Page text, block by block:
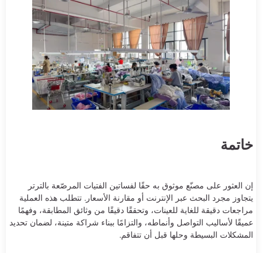
خاتمة
إن العثور على مصنّع موثوق به حقًا لفساتين الفتيات المرصّعة بالترتر
يتجاوز مجرد البحث عبر الإنترنت أو مقارنة الأسعار. تتطلب هذه العملية
مراجعات دقيقة للغاية للعينات، وتحققًا دقيقًا من وثائق المطابقة، وفهمًا
عميقًا لأساليب التواصل وأنماطه، والتزامًا ببناء شراكة متينة، لضمان تحديد
المشكلات البسيطة وحلها قبل أن تتفاقم.